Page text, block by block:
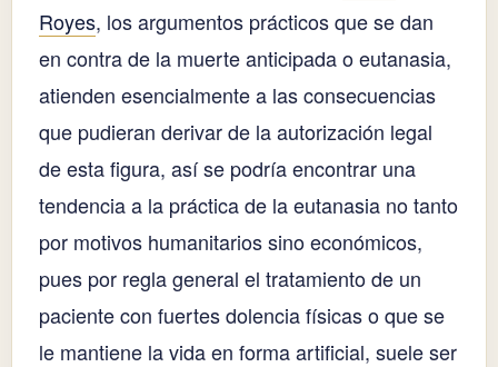
Royes, los argumentos prácticos que se dan
en contra de la muerte anticipada o eutanasia,
atienden esencialmente a las consecuencias
que pudieran derivar de la autorización legal
de esta figura, así se podría encontrar una
tendencia a la práctica de la eutanasia no tanto
por motivos humanitarios sino económicos,
pues por regla general el tratamiento de un
paciente con fuertes dolencia físicas o que se
le mantiene la vida en forma artificial, suele ser